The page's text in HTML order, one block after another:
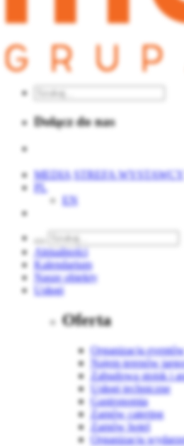
Dołącz do nas
MEDIA STREFA WYSTAWCY
PL
EN
Aktualności
Kalendarium
Nasze obiekty
Usługi
Oferta
Organizacja
Najem terenów
Zabudowa stoisk i
Usługi techniczne
Gastronomia
Zamów catering
Zamów hotel
Organizacja